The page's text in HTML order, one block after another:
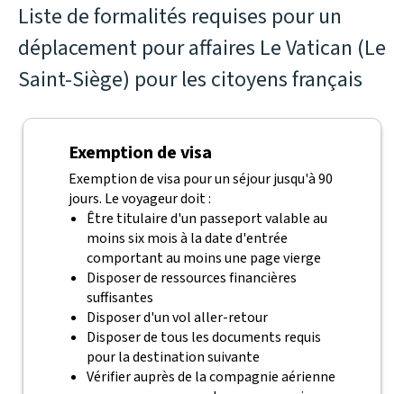
Liste de formalités requises pour un
déplacement pour affaires Le Vatican (Le
Saint-Siège) pour les citoyens français
Exemption de visa
Exemption de visa pour un séjour jusqu'à 90
jours. Le voyageur doit :
Être titulaire d'un passeport valable au
moins six mois à la date d'entrée
comportant au moins une page vierge
Disposer de ressources financières
suffisantes
Disposer d'un vol aller-retour
Disposer de tous les documents requis
pour la destination suivante
Vérifier auprès de la compagnie aérienne